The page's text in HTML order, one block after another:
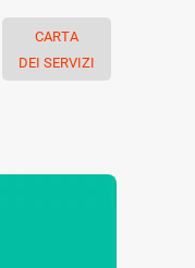
CARTA
DEI SERVIZI